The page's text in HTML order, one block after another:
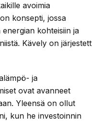
avoimia
konsepti, jossa
kohteisiin ja
Kävely on
ja
ovat avanneet
Yleensä on ollut
kun he investoinnin